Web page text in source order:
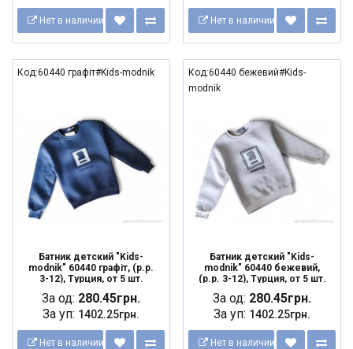
Нет в наличии Нет в наличии
Код:60440 графіт#Kids-modnik
Батник детский "Kids-
modnik" 60440 графіт, (р.р.
3-12), Турция, от 5 шт.
За од: 280.45грн.
За уп: 1402.25грн.
Нет в наличии
Код:60440 бежевий#Kids-
modnik
Батник детский "Kids-
modnik" 60440 бежевий,
(р.р. 3-12), Турция, от 5 шт.
За од: 280.45грн.
За уп: 1402.25грн.
Нет в наличии